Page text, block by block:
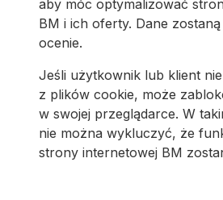
aby móc optymalizować
BM i ich oferty. Dane
ocenie.
Jeśli użytkownik lub klient
z plików cookie, może
w swojej przeglądarce. W
nie można wykluczyć, że
strony internetowej BM